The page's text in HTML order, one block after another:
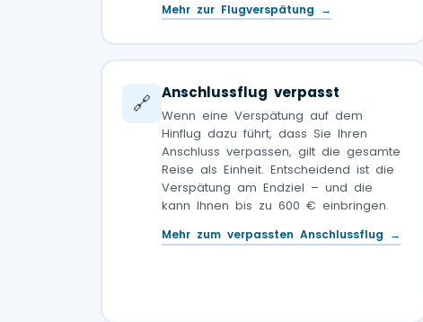
Mehr zur Flugverspätung →
🔗 Anschlussflug verpasst
Wenn eine Verspätung auf dem
Hinflug dazu führt, dass Sie Ihren
Anschluss verpassen, gilt die gesamte
Reise als Einheit. Entscheidend ist die
Verspätung am Endziel – und die
kann Ihnen bis zu 600 € einbringen.
Mehr zum verpassten Anschlussflug →